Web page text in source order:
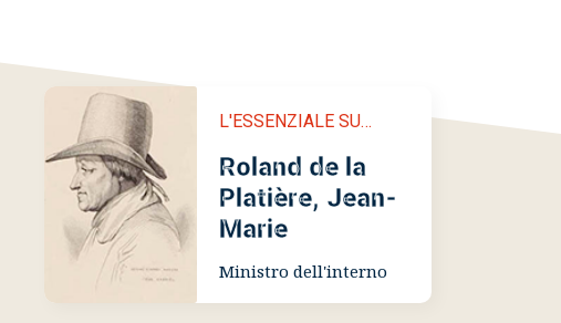
L'ESSENZIALE SU…
Roland de la
Platière, Jean-
Marie
Ministro dell'interno